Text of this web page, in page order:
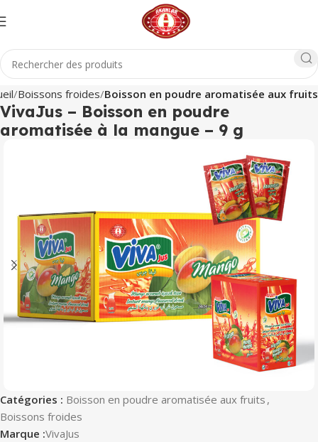
Boissons froides Boisson en poudre aromatisée aux fruits
VivaJus – Boisson en poudre
aromatisée à la mangue – 9 g
Catégories : Boisson en poudre aromatisée aux fruits ,
Boissons froides
Marque :VivaJus